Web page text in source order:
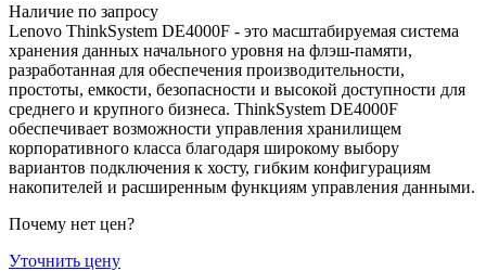
Наличие по запросу
Lenovo ThinkSystem DE4000F - это масштабируемая система
хранения данных начального уровня на флэш-памяти,
разработанная для обеспечения производительности,
простоты, емкости, безопасности и высокой доступности для
среднего и крупного бизнеса. ThinkSystem DE4000F
обеспечивает возможности управления хранилищем
корпоративного класса благодаря широкому выбору
вариантов подключения к хосту, гибким конфигурациям
накопителей и расширенным функциям управления данными.
Почему нет цен?
Уточнить цену